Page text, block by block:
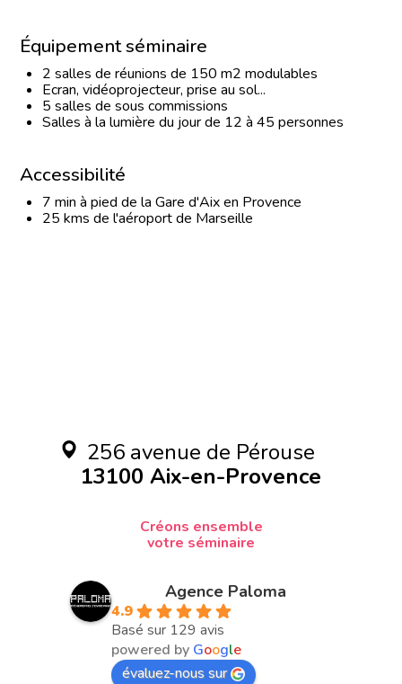
Équipement séminaire
2 salles de réunions de 150 m2 modulables
Ecran, vidéoprojecteur, prise au sol...
5 salles de sous commissions
Salles à la lumière du jour de 12 à 45 personnes
Accessibilité
7 min à pied de la Gare d'Aix en Provence
25 kms de l'aéroport de Marseille
256 avenue de Pérouse
13100 Aix-en-Provence
Créons ensemble
votre séminaire
Agence Paloma
4.9
Basé sur 129 avis
powered by Google
évaluez-nous sur